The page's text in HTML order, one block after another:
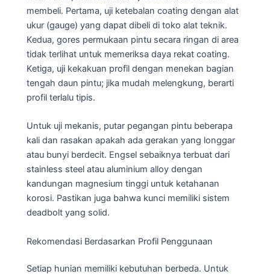
membeli. Pertama, uji ketebalan coating dengan alat
ukur (gauge) yang dapat dibeli di toko alat teknik.
Kedua, gores permukaan pintu secara ringan di area
tidak terlihat untuk memeriksa daya rekat coating.
Ketiga, uji kekakuan profil dengan menekan bagian
tengah daun pintu; jika mudah melengkung, berarti
profil terlalu tipis.
Untuk uji mekanis, putar pegangan pintu beberapa
kali dan rasakan apakah ada gerakan yang longgar
atau bunyi berdecit. Engsel sebaiknya terbuat dari
stainless steel atau aluminium alloy dengan
kandungan magnesium tinggi untuk ketahanan
korosi. Pastikan juga bahwa kunci memiliki sistem
deadbolt yang solid.
Rekomendasi Berdasarkan Profil Penggunaan
Setiap hunian memiliki kebutuhan berbeda. Untuk